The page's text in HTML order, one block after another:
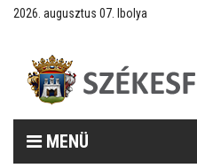
2026. augusztus 07. Ibolya
MENÜ